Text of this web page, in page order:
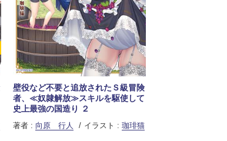
壁役など不要と追放されたＳ級冒険
者、≪奴隷解放≫スキルを駆使して
史上最強の国造り ２
著者 : 向原 行人 イラスト : 珈琲猫